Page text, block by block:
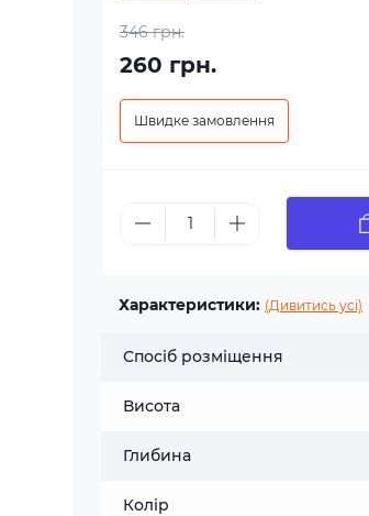
346 грн.
260 грн.
Швидке замовлення
Характеристики: (Дивитись усі)
Спосіб розміщення
Висота
Глибина
Колір